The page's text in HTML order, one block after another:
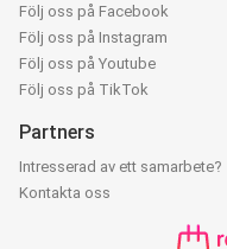
Följ oss på Facebook
Följ oss på Instagram
Följ oss på Youtube
Följ oss på TikTok
Partners
Intresserad av ett samarbete?
Kontakta oss